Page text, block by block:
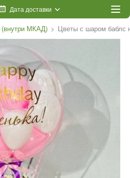
Дата доставки
(внутри МКАД) Цветы с шаром баблс